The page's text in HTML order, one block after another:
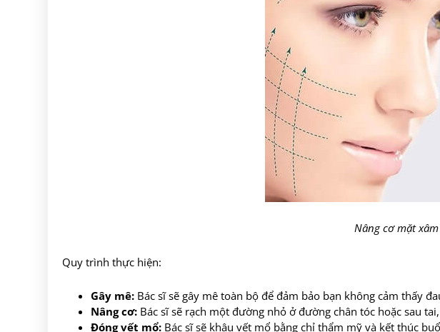
Nâng cơ mặt
Quy trình thực hiện:
Gây mê: Bác sĩ sẽ gây mê toàn bộ để đảm bảo bạn không cảm thấy
Nâng cơ: Bác sĩ sẽ rạch một đường nhỏ ở đường chân tóc hoặc sau
Đóng vết mổ: Bác sĩ sẽ khâu vết mổ bằng chỉ thẩm mỹ và kết thúc